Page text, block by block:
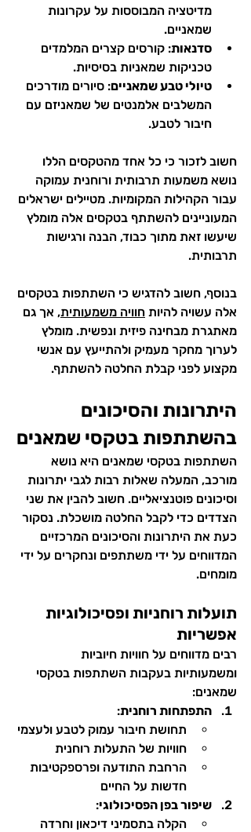
מדיטציה המבוססות על עקרונות
שמאניים.
סדנאות: קורסים קצרים המלמדים
טכניקות שמאניות בסיסיות.
טיולי טבע שמאניים: סיורים מודרכים
המשלבים אלמנטים של שמאניזם עם
חיבור לטבע.
חשוב לזכור כי כל אחד מהטקסים הללו
נושא משמעות תרבותית ורוחנית עמוקה
עבור הקהילות המקומיות. מטיילים ישראלים
המעוניינים להשתתף בטקסים אלה מומלץ
שיעשו זאת מתוך כבוד, הבנה ורגישות
תרבותית.
בנוסף, חשוב להדגיש כי השתתפות בטקסים
אלה עשויה להיות חוויה משמעותית, אך גם
מאתגרת מבחינה פיזית ונפשית. מומלץ
לערוך מחקר מעמיק ולהתייעץ עם אנשי
מקצוע לפני קבלת החלטה להשתתף.
היתרונות והסיכונים
בהשתתפות בטקסי שמאנים
השתתפות בטקסי שמאנים היא נושא
מורכב, המעלה שאלות רבות לגבי יתרונות
וסיכונים פוטנציאליים. חשוב להבין את שני
הצדדים כדי לקבל החלטה מושכלת. נסקור
כעת את היתרונות והסיכונים המרכזיים
המדווחים על ידי משתתפים ונחקרים על ידי
מומחים.
תועלות רוחניות ופסיכולוגיות
אפשריות
רבים מדווחים על חוויות חיוביות
ומשמעותיות בעקבות השתתפות בטקסי
שמאנים:
התפתחות רוחנית:
תחושת חיבור עמוק לטבע ולעצמי
חוויות של התעלות רוחנית
הרחבת התודעה ופרספקטיבות
חדשות על החיים
שיפור בפן הפסיכולוגי:
הקלה בתסמיני דיכאון וחרדה